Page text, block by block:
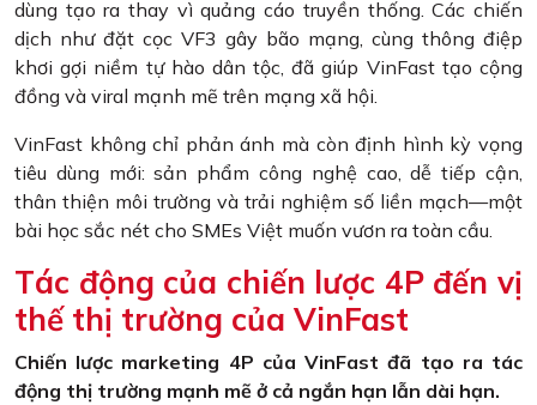
dùng tạo ra thay vì quảng cáo truyền thống. Các chiến
dịch như đặt cọc VF3 gây bão mạng, cùng thông điệp
khơi gợi niềm tự hào dân tộc, đã giúp VinFast tạo cộng
đồng và viral mạnh mẽ trên mạng xã hội.
VinFast không chỉ phản ánh mà còn định hình kỳ vọng
tiêu dùng mới: sản phẩm công nghệ cao, dễ tiếp cận,
thân thiện môi trường và trải nghiệm số liền mạch—một
bài học sắc nét cho SMEs Việt muốn vươn ra toàn cầu.
Tác động của chiến lược 4P đến vị
thế thị trường của VinFast
Chiến lược marketing 4P của VinFast đã tạo ra tác
động thị trường mạnh mẽ ở cả ngắn hạn lẫn dài hạn.